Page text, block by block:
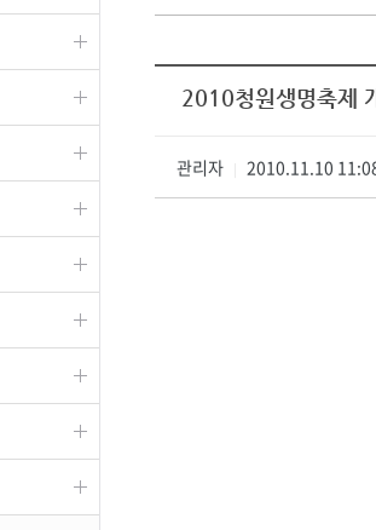
보은
옥천
시청자 FLEX
특집프로그램
종영프로그램
2010청원생명축제
관리자 2010.11.10